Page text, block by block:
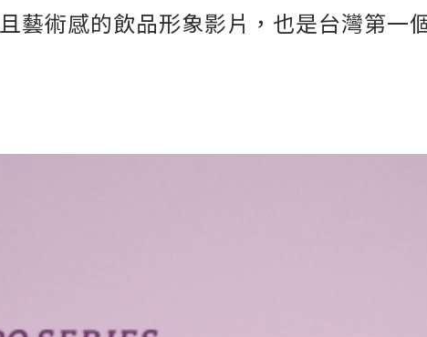
藝術感的飲品形象影片，也是台灣第一